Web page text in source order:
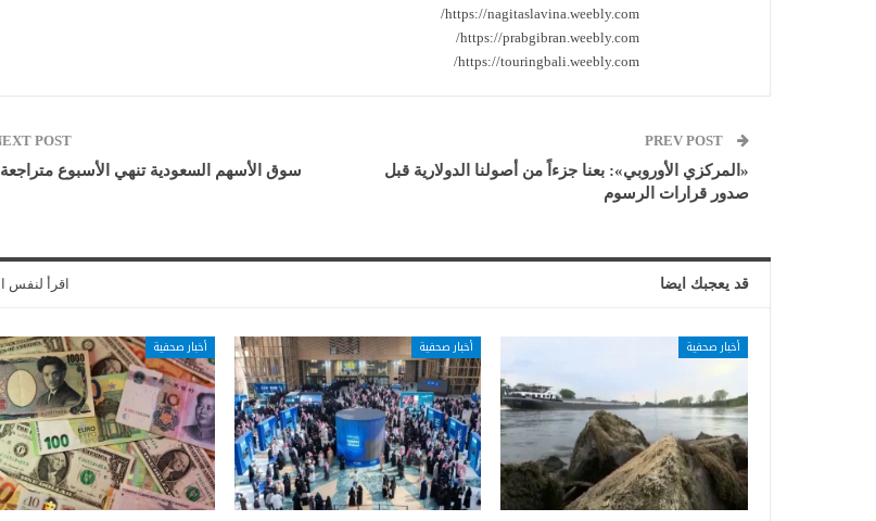
https://nagitaslavina.weebly.com/
https://prabgibran.weebly.com/
https://touringbali.weebly.com/
«المركزي الأوروبي»: بعنا جزءاً من أصولنا الدولارية قبل
صدور قرارات الرسوم
POST
سوق الأسهم السعودية تنهي الأسبوع متراجعة 1 %
قد يعجبك ايضا اقرأ لنفس
أخبار صحفية أخبار صحفية أخبار صحفية